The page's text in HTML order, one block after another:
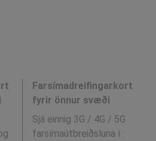
Farsímadreifingarkort
fyrir önnur svæði
Sjá einnig 3G / 4G / 5G
farsímaútbreiðsluna í :